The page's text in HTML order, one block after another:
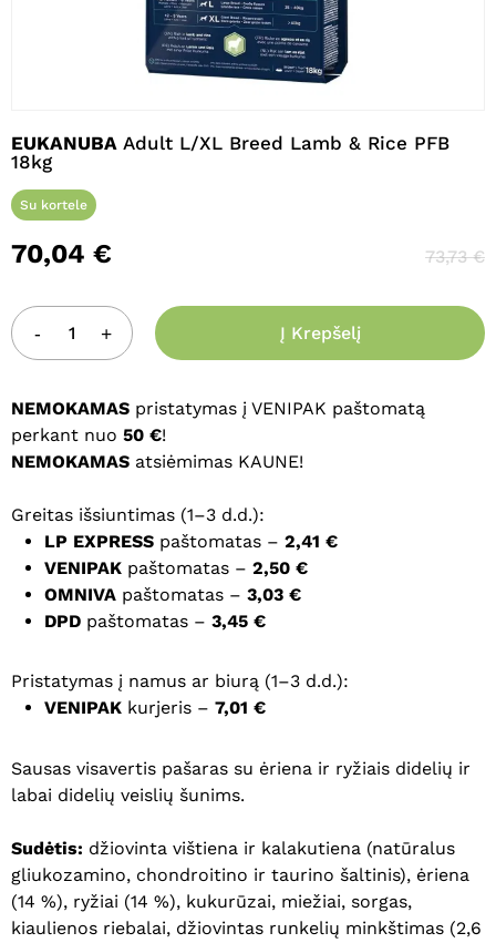
EUKANUBA Adult L/XL Breed Lamb & Rice PFB
18kg
Su kortele
70,04 € 73,73€
Į Krepšelį
NEMOKAMAS pristatymas į VENIPAK paštomatą
perkant nuo 50 €!
NEMOKAMAS atsiėmimas KAUNE!
Greitas išsiuntimas (1–3 d.d.):
LP EXPRESS paštomatas – 2,41 €
VENIPAK paštomatas – 2,50 €
OMNIVA paštomatas – 3,03 €
DPD paštomatas – 3,45 €
Pristatymas į namus ar biurą (1–3 d.d.):
VENIPAK kurjeris – 7,01 €
Sausas visavertis pašaras su ėriena ir ryžiais didelių ir
labai didelių veislių šunims.
Sudėtis: džiovinta vištiena ir kalakutiena (natūralus
gliukozamino, chondroitino ir taurino šaltinis), ėriena
(14 %), ryžiai (14 %), kukurūzai, miežiai, sorgas,
kiaulienos riebalai, džiovintas runkelių minkštimas (2,6
Pavadinimas*
interneto puslapį, kad jų nebereiktų
įvesti iš naujo, kai kitą kartą vėl norėsiu